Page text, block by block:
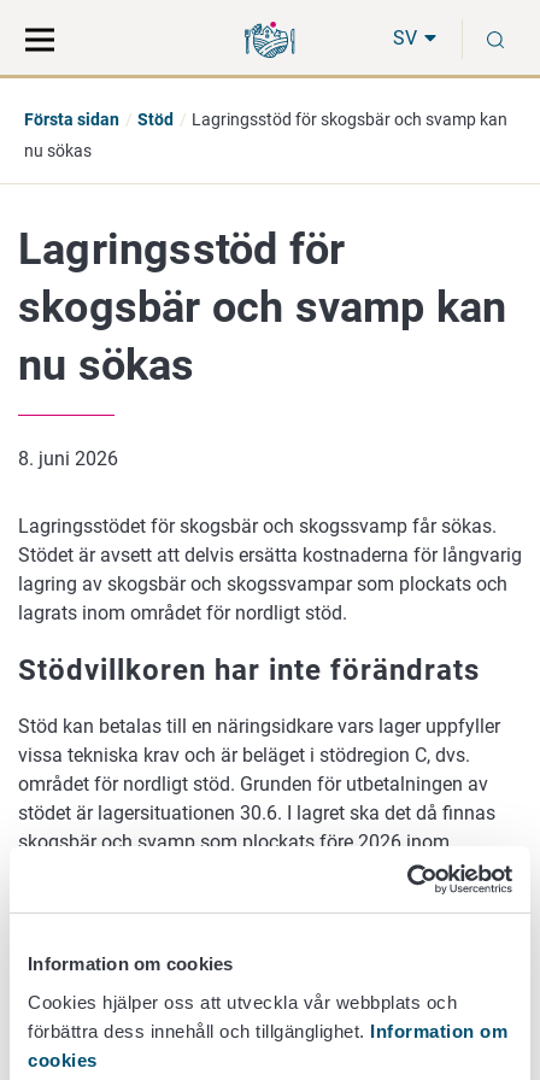
Information om cookies
Cookies hjälper oss att utveckla vår webbplats och
förbättra dess innehåll och tillgänglighet. Information om
cookies
direkt
till
på
hela
SV
Första sidan Stöd
Lagringsstöd för skogsbär och svamp kan
nu sökas
Lagringsstöd för
skogsbär och svamp kan
nu sökas
8. juni 2026
Lagringsstödet för skogsbär och skogssvamp får sökas.
Stödet är avsett att delvis ersätta kostnaderna för långvarig
lagring av skogsbär och skogssvampar som plockats och
lagrats inom området för nordligt stöd.
Stödvillkoren har inte förändrats
Stöd kan betalas till en näringsidkare vars lager uppfyller
vissa tekniska krav och är beläget i stödregion C, dvs.
området för nordligt stöd. Grunden för utbetalningen av
stödet är lagersituationen 30.6. I lagret ska det då finnas
skogsbär och svamp som plockats före 2026 inom
området för nordligt stöd och som är avsedda för
registret över mervärdesskatteskyldiga. Sökanden ska
också t.ex. med hjälp av kvitton, bokföring och
plockarförteckningar påvisa att de uppgivna
lagermängderna stämmer och har plockats inom området